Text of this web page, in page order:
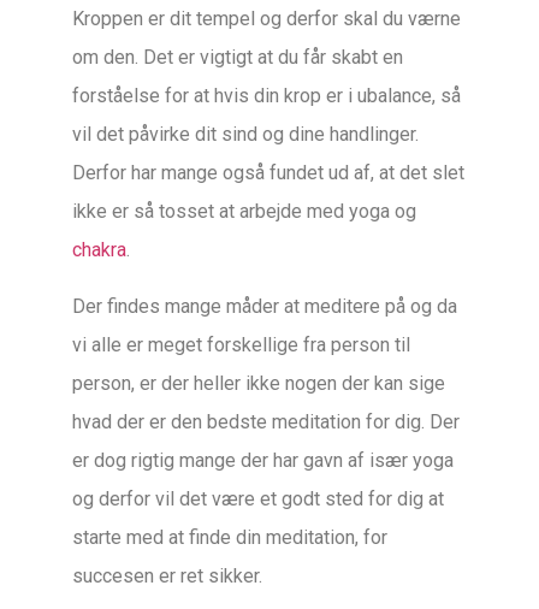
Kroppen er dit tempel og derfor skal du værne
om den. Det er vigtigt at du får skabt en
forståelse for at hvis din krop er i ubalance, så
vil det påvirke dit sind og dine handlinger.
Derfor har mange også fundet ud af, at det slet
ikke er så tosset at arbejde med yoga og
chakra.
Der findes mange måder at meditere på og da
vi alle er meget forskellige fra person til
person, er der heller ikke nogen der kan sige
hvad der er den bedste meditation for dig. Der
er dog rigtig mange der har gavn af især yoga
og derfor vil det være et godt sted for dig at
starte med at finde din meditation, for
succesen er ret sikker.